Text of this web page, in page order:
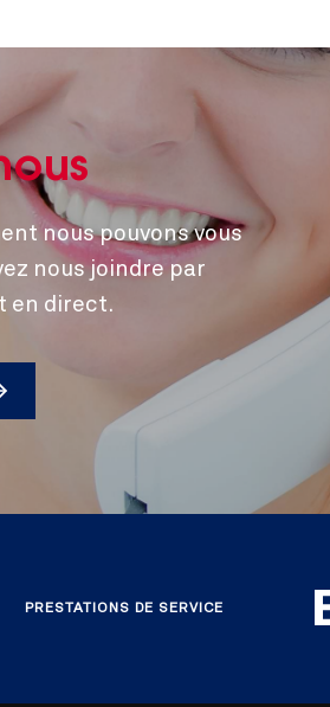
nous pouvons vous
nous joindre par
en direct.
PRESTATIONS DE SERVICE